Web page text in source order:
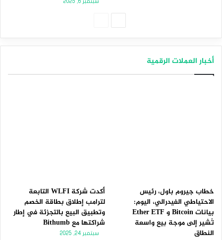
أخبار العملات الرقمية
خطاب جيروم باول، رئيس
الاحتياطي الفيدرالي، اليوم:
بيانات Bitcoin و Ether ETF
تُشير إلى موجة بيع واسعة
النطاق
أكدت شركة WLFI التابعة
لترامب إطلاق بطاقة الخصم
وتطبيق البيع بالتجزئة في إطار
شراكتها مع Bithumb
سبتمبر 24, 2025